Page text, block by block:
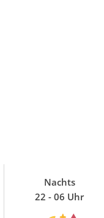
Nachts
22 - 06 Uhr